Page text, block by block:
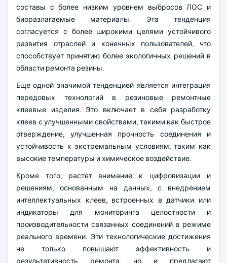
составы с более низким уровнем выбросов ЛОС и
биоразлагаемые материалы. Эта тенденция
согласуется с более широкими целями устойчивого
развития отраслей и конечных пользователей, что
способствует принятию более экологичных решений в
области ремонта резины.
Еще одной значимой тенденцией является интеграция
передовых технологий в резиновые ремонтные
клеевые изделия. Это включает в себя разработку
клеев с улучшенными свойствами, такими как быстрое
отверждение, улучшенная прочность соединения и
устойчивость к экстремальным условиям, таким как
высокие температуры и химическое воздействие.
Кроме того, растет внимание к цифровизации и
решениям, основанным на данных, с внедрением
интеллектуальных клеев, встроенных в датчики или
индикаторы для мониторинга целостности и
производительности связанных соединений в режиме
реального времени. Эти технологические достижения
не только повышают эффективность и
результативность ремонта, но и предлагают